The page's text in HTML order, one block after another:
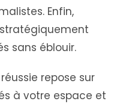
Enfin,
sans éblouir.
repose sur
à votre espace et